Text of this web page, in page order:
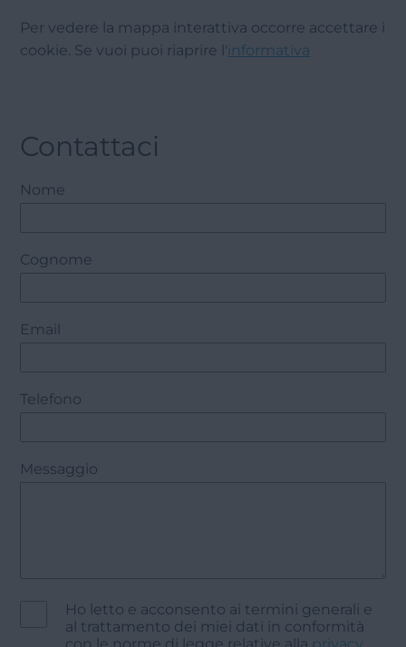
Per vedere la mappa interattiva occorre accettare i
cookie. Se vuoi puoi riaprire l'informativa
Contattaci
Nome
Cognome
Email
Telefono
Messaggio
Ho letto e acconsento ai termini generali e
al trattamento dei miei dati in conformità